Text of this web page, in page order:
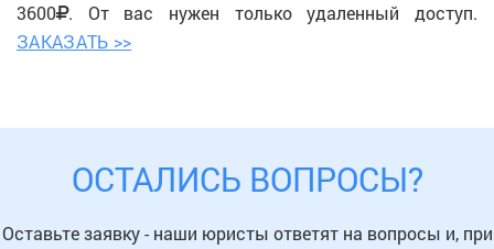
3600 . От вас нужен только удаленный доступ.
ЗАКАЗАТЬ >>
ОСТАЛИСЬ ВОПРОСЫ?
Оставьте заявку - наши юристы ответят на вопросы и, при